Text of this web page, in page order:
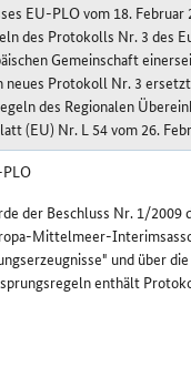
EU-PLO vom 18.
des Protokolls Nr. 3 des
Gemeinschaft
neues Protokoll Nr. 3
des Regionalen
(EU) Nr. L 54 vom 26.
der Beschluss Nr. 1/2009
Mittelmeer-
und über
enthält